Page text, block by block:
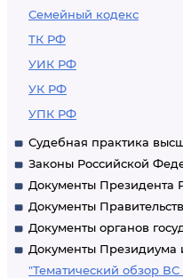
Семейный кодекс
ТК РФ
УИК РФ
УК РФ
УПК РФ
Судебная практика
Законы Российской
Документы Президента
Документы
Документы органов
Документы
"Тематический обзор